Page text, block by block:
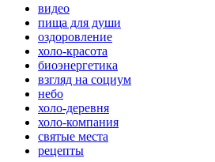
видео
пища для души
оздоровление
холо-красота
биоэнергетика
взгляд на социум
небо
холо-деревня
холо-компания
святые места
рецепты